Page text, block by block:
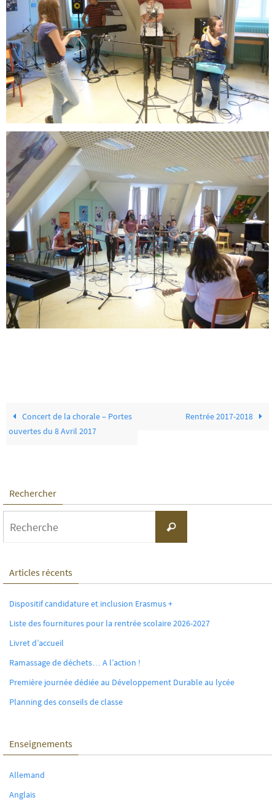
Concert de la chorale – Portes
ouvertes du 8 Avril 2017
Rentrée 2017-2018
Rechercher
Recherche
Articles récents
Dispositif candidature et inclusion Erasmus +
Liste des fournitures pour la rentrée scolaire 2026-2027
Livret d’accueil
Ramassage de déchets… A l’action !
Première journée dédiée au Développement Durable au lycée
Planning des conseils de classe
Enseignements
Allemand
Anglais